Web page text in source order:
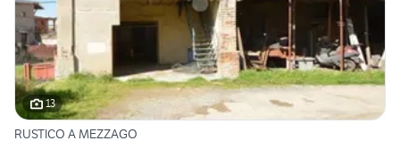
13
RUSTICO A MEZZAGO